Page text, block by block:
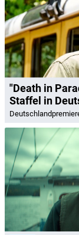
"Death in
Staffel in